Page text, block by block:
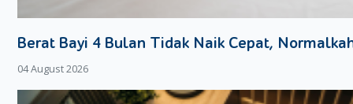
Ketika tengkurap, bayi 4 bulan dapat mencoba mengangkat
Berat Bayi 4 Bulan Tidak Naik Cepat,
04 August 2026